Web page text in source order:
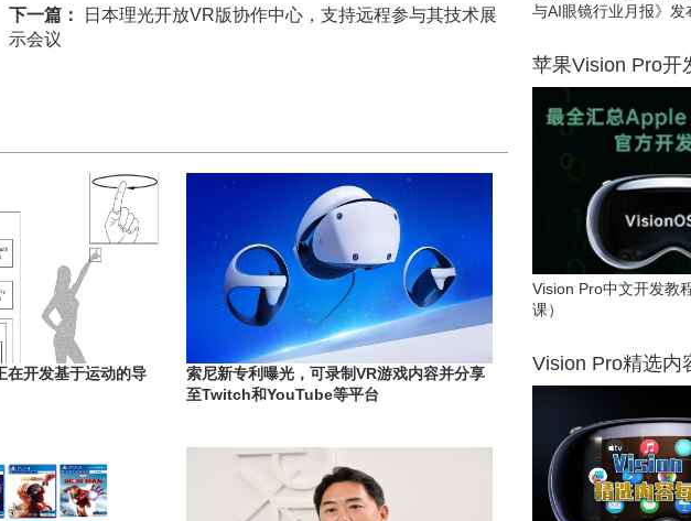
下一篇：
日本理光开放VR版协作中心，支持远程参与其技术展
示会议
在开发基于运动的导
索尼新专利曝光，可录制VR游戏内容并分享
至Twitch和YouTube等平台
与AI眼镜行业月报》发
苹果Vision Pro开
Vision Pro中文开发教
课）
Vision Pro精选内